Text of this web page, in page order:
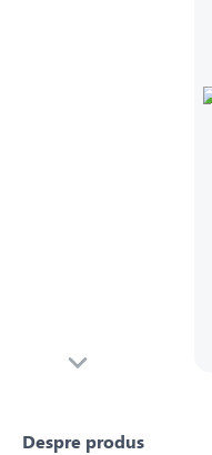
Despre produs